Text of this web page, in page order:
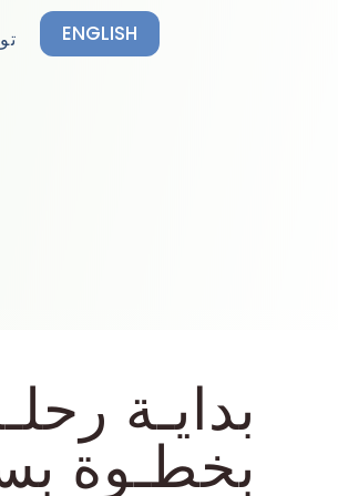
ENGLISH
ﺑﺪاﻳـﺔ
ﺑﺨﻄـﻮة